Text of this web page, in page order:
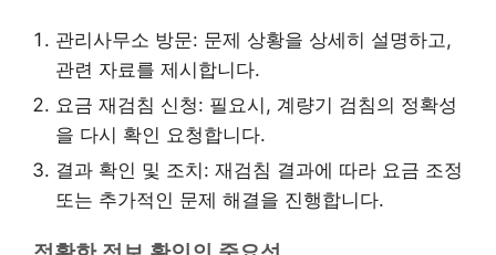
관리사무소 방문: 문제 상황을 상세히 설명하고,
관련 자료를 제시합니다.
요금 재검침 신청: 필요시, 계량기 검침의 정확성
을 다시 확인 요청합니다.
결과 확인 및 조치: 재검침 결과에 따라 요금 조정
또는 추가적인 문제 해결을 진행합니다.